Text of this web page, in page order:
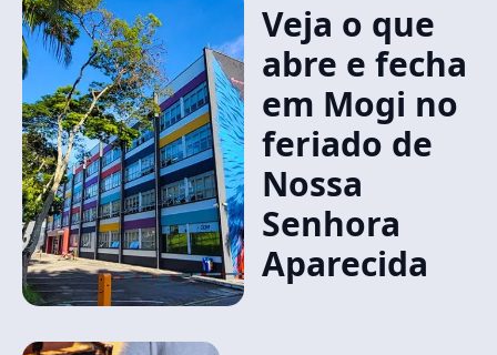
Veja o que
abre e fecha
em Mogi no
feriado de
Nossa
Senhora
Aparecida